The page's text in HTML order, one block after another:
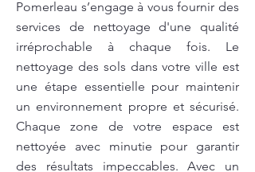
Pomerleau s’engage à vous fournir des
services de nettoyage d'une qualité
irréprochable à chaque fois. Le
nettoyage des sols dans votre ville est
une étape essentielle pour maintenir
un environnement propre et sécurisé.
Chaque zone de votre espace est
nettoyée avec minutie pour garantir
des résultats impeccables. Avec un